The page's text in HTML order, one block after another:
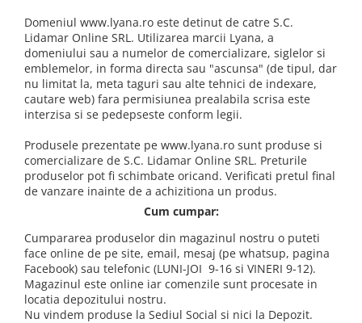
Domeniul www.lyana.ro este detinut de catre S.C.
Lidamar Online SRL. Utilizarea marcii Lyana, a
domeniului sau a numelor de comercializare, siglelor si
emblemelor, in forma directa sau "ascunsa" (de tipul, dar
nu limitat la, meta taguri sau alte tehnici de indexare,
cautare web) fara permisiunea prealabila scrisa este
interzisa si se pedepseste conform legii.
Produsele prezentate pe www.lyana.ro sunt produse si
comercializare de S.C. Lidamar Online SRL. Preturile
produselor pot fi schimbate oricand. Verificati pretul final
de vanzare inainte de a achizitiona un produs.
Cum cumpar:
Cumpararea produselor din magazinul nostru o puteti
face online de pe site, email, mesaj (pe whatsup, pagina
Facebook) sau telefonic (LUNI-JOI 9-16 si VINERI 9-12).
Magazinul este online iar comenzile sunt procesate in
locatia depozitului nostru.
Nu vindem produse la Sediul Social si nici la Depozit.